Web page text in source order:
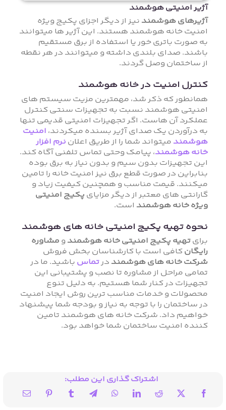
آژیر امنیتی هوشمند
آژیرهای هوشمند نیز از دیگر اجزای پکیج ویژه
امنیت خانه هوشمند هستند. این آژیر ها میتوانند
به صورت باتری خور یا استفاده از برق مستقیم
باشند. صدای بلندی داشته و میتوانند در هر نقطه
از ساختمان وصل گردند.
کنترل امنیت در خانه هوشمند
همانطور که ذکر شد، مهمترین مزیت سیستم های
امنیتی هوشمند نسبت به تجهیزات سنتی کنترل
عملکرد آن هاست. اگر تجهیزات امنیتی قدیمی تنها
به درآوردن یک صدای آژیر بسنده میکردند، امنیت
هوشمند میتواند شما را از طریق اعلان نرم افزار
خانه هوشمند، پیامک وحتی تماس تلفنی آگاه کند.
این تجهیزات بدون سیم و بدون نیاز به برق بوده
بنابراین در صورت قطع برق نیز امنیت خانه را تامین
میکنند. قیمت مناسب و همچنین کیفیت زیاد و
گارانتی های معتبر از دیگر مزایای پکیج امنیتی
ویژه خانه هوشمند است.
نحوه تهیه پکیج امنیتی خانه های هوشمند
برایتهیه پکیج امنیتی خانه هوشمندو مشاوره
رایگانکافی است با کارشناسان بخش فروش
شرکت خانه های هوشمند درتماس باشید. ما در
تمامی مراحل از مشاوره تا نصب و پشتیبانی این
تجهیزات در کنار شما هستیم. به دلیل تنوع
محصولات و خدمات مناسب ترین روش ایجاد امنیت
در ساختمان را با توجه به نیاز و بودجه شما پیشنهاد
خواهیم داد. شرکت خانه های هوشمند تامین
کننده امنیت ساختمان شما خواهد بود.
اشتراک گذاری این مطلب: